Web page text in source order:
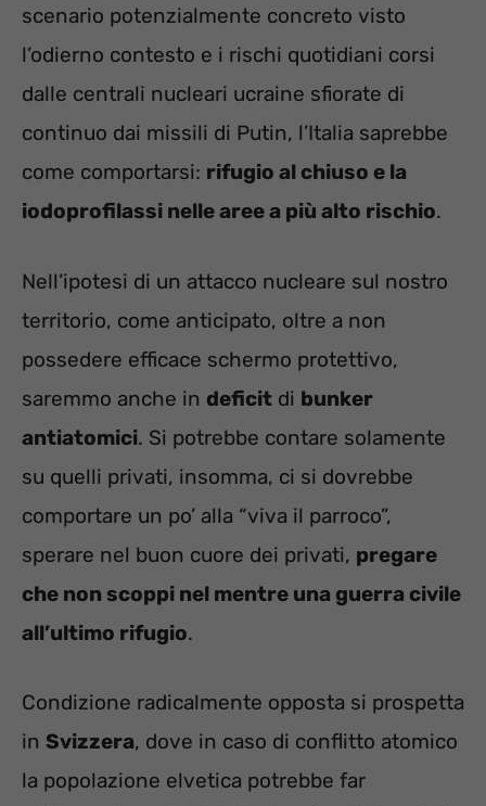
scenario potenzialmente concreto visto
l’odierno contesto e i rischi quotidiani corsi
dalle centrali nucleari ucraine sfiorate di
continuo dai missili di Putin, l’Italia saprebbe
come comportarsi: rifugio al chiuso e la
iodoprofilassi nelle aree a più alto rischio.
Nell’ipotesi di un attacco nucleare sul nostro
territorio, come anticipato, oltre a non
possedere efficace schermo protettivo,
saremmo anche in deficit di bunker
antiatomici. Si potrebbe contare solamente
su quelli privati, insomma, ci si dovrebbe
comportare un po’ alla “viva il parroco”,
sperare nel buon cuore dei privati, pregare
che non scoppi nel mentre una guerra civile
all’ultimo rifugio.
Condizione radicalmente opposta si prospetta
in Svizzera, dove in caso di conflitto atomico
la popolazione elvetica potrebbe far